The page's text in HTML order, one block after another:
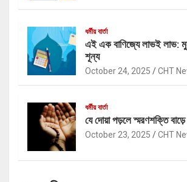
ধর্মীয় বার্তা
এই এক বাণিজ্যে লাভই লাভ:
শূন্য
October 24, 2025 CHT
ধর্মীয় বার্তা
যে দোয়া পড়লে স্মরণশক্তি বাড়ে
October 23, 2025 CHT